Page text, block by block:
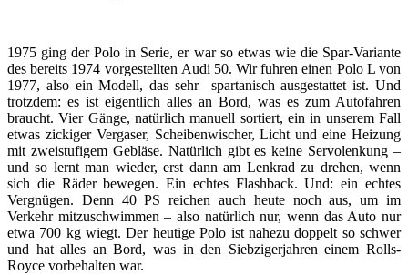
1975 ging der Polo in Serie, er war so etwas wie die Spar-Variante
des bereits 1974 vorgestellten Audi 50. Wir fuhren einen Polo L von
1977, also ein Modell, das sehr spartanisch ausgestattet ist. Und
trotzdem: es ist eigentlich alles an Bord, was es zum Autofahren
braucht. Vier Gänge, natürlich manuell sortiert, ein in unserem Fall
etwas zickiger Vergaser, Scheibenwischer, Licht und eine Heizung
mit zweistufigem Gebläse. Natürlich gibt es keine Servolenkung –
und so lernt man wieder, erst dann am Lenkrad zu drehen, wenn
sich die Räder bewegen. Ein echtes Flashback. Und: ein echtes
Vergnügen. Denn 40 PS reichen auch heute noch aus, um im
Verkehr mitzuschwimmen – also natürlich nur, wenn das Auto nur
etwa 700 kg wiegt. Der heutige Polo ist nahezu doppelt so schwer
und hat alles an Bord, was in den Siebzigerjahren einem Rolls-
Royce vorbehalten war.